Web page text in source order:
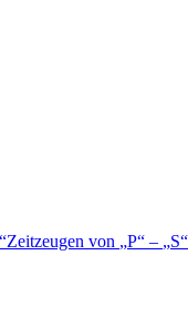
Zeitzeugen von P – S